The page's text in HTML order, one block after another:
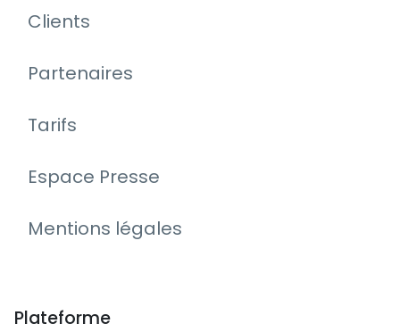
Clients
Partenaires
Tarifs
Espace Presse
Mentions légales
Plateforme